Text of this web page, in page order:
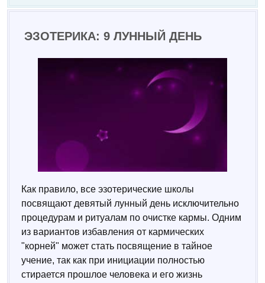
ЭЗОТЕРИКА: 9 ЛУННЫЙ ДЕНЬ
Как правило, все эзотерические школы
посвящают девятый лунный день исключительно
процедурам и ритуалам по очистке кармы. Одним
из вариантов избавления от кармических
"корней" может стать посвящение в тайное
учение, так как при инициации полностью
стирается прошлое человека и его жизнь